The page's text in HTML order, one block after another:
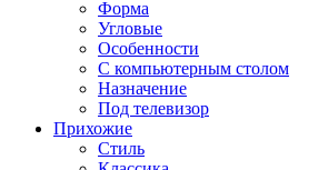
Форма
Угловые
Особенности
С компьютерным столом
Назначение
Под телевизор
Прихожие
Стиль